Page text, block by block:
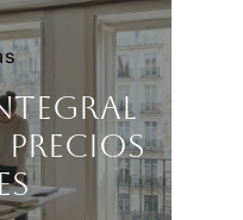
precios